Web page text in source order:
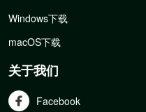
Windows下载
macOS下载
关于我们
Facebook